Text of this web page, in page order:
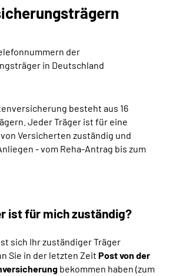
Mein Kundenportal
der
in Deutschland
besteht aus 16
Jeder Träger ist für eine
Versicherten zuständig und
- vom Reha-Antrag bis zum
ist für mich zuständig?
sich Ihr zuständiger Träger
Sie in der letzten Zeit Post von der
bekommen haben (zum